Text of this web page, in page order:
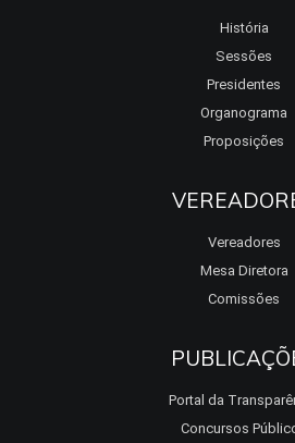
História
Sessões
Presidentes
Organograma
Proposições
Vereadores
Mesa Diretora
Comissões
Portal da
Concursos